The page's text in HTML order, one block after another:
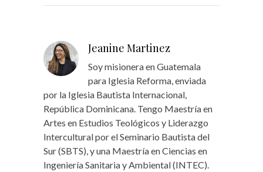
Jeanine Martinez
Soy misionera en Guatemala
para Iglesia Reforma, enviada
por la Iglesia Bautista Internacional,
República Dominicana. Tengo Maestría en
Artes en Estudios Teológicos y Liderazgo
Intercultural por el Seminario Bautista del
Sur (SBTS), y una Maestría en Ciencias en
Ingeniería Sanitaria y Ambiental (INTEC).